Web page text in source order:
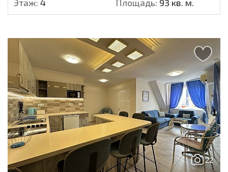
Этаж: 4 Площадь: 93 кв. м.
22